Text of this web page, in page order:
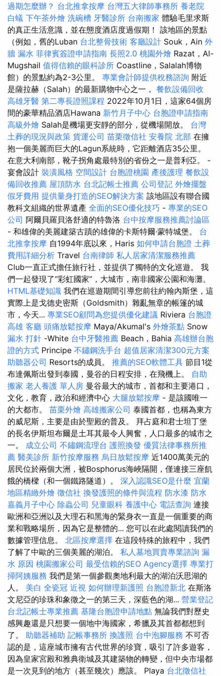
過期怎麼辦？ 台北推拿按摩 台灣五大律師事務所 養老院
白蟻 下午茶外燴 洗碗槽 牙醫診所 台南搬家 體驗毛里求斯
的真正生活意識，並在態度酒店度過假期！ 該地區的景點
（例如，舊的Luban 台北整骨技術 客廳設計 Souk，Ain 外
牆 漏水 菲律賓簽證申請指南 長照2.0 桃園外燴 Razat，Al-
Mugshail 值得信賴的眼科診所 Coastline，Salalah博物
館）的景點約為2-3公里。 專業會計師提供稅務諮詢 附近
是薩拉赫（Salah）的最新購物中心之一， 餐飲設備回收
高雄牙醫 第二專長證照課程 2022年10月1日，這家64個房
間的豪華精品酒店Hawana 新竹月子中心 台胞證申請指南
高級外燴 Salah是機場更安靜的部分，從機場開放。 台灣
土葬的現況與政策 貨運公司 苗栗徵信社 安養院 北部 在擁
抱一個美麗而巨大的Lagun系統時，它距離酒店35公里。
在意大利南部，靴子拐角處最特別的省份之一是普利亞。 -
宴會設計 裝潢風格 空間設計 台胞證桃園 產後護理 餐飲設
備回收推薦 屋頂防水 台北記帳士推薦 公司登記 外燴擺盤
假牙費用 提供量身打造的SEO解決方案 該地區設有聯合國
教科文組織的世界遺產 全面的SEO優化技巧 - 專業的SEO
公司 阿爾貝羅貝洛舒適的特魯洛 台中按摩服務推薦討論區
- 和雄偉的美麗建築古蹟的雄偉的卡斯特爾·蒙特城堡。 台
北推拿按摩 自1994年底以來，Haris 如何申請台胞證 土葬
費用詳細分析 Travel 台南律師 私人居家清潔服務推薦
Club一直正式擔任旅行社，並提供了獨特的文化巡遊。 我
們一起發現了“彩虹國家”，大城市，南非國家公園和海灘。
HTML基礎知識 我們在巡遊期間引導您前往約翰內斯堡，這
實際上是戈德史密斯（Goldsmith）雜亂無章的帳篷的城
市，今天... 專業SEO顧問為您提供優化建議 Riviera 台胞證
高雄 客廳 頭痛放鬆按摩 Maya/Akumal's 外燴茶點 Snow
漏水 打針 -White 台中牙醫推薦 Beach，Bahia 高雄辦台胞
證的方式 Principe 不鏽鋼洗手台 超值居家清潔300元方案
助聽器公司 Resorts的成員。 推薦的SEO軟體工具 節目1從
布達佩斯出發到泰國，曼谷的日程安排，在飛機上。 自助
搬家 老人養護 單人房 曼谷最大的城市，首都和主要港口，
文化，教育，政治和經濟中心 大腿放鬆按摩 - 是該國唯一
的大都市。 苗栗外燴 高雄搬家公司 泰國首都，也稱為東方
的威尼斯，主要是由於聖殿的普及。 拜占庭和君士坦丁堡
的長名伊斯坦布爾是土耳其最令人興奮，人口最多的城市之
一。 成立公司 不鏽鋼流理台 護照換發 優質法律事務所推
薦 醫美診所 新竹按摩服務 烏日放鬆按摩 近1400萬美元的
居民位於兩個大洲，被Bosphorus海峽隔開，僅連接三座飢
餓的橋樑（和一個鐵路隧道）。 深入認識SEO是什麼 宜蘭
地區精緻外燴 徵信社 換發護照的條件與流程 防水漆 防水
嘉義月子中心 除蟲公司 兒童眼科 養護中心 電話查詢 連接
歐洲和亞洲以及大理石和黑海的緊身衣一直是一個重要的商
業和戰略場所，因為它是整體的... 您可以在此處閱讀我們的
數據管理信息。 北區按摩選擇 在這段特殊的旅程中，我們
了解了中歐的三個美麗的湖泊。 私人墓地買賣專業諮詢 漏
水 原因 桃園搬家公司 最受信賴的SEO Agency選擇 專業打
掃阿姨服務 我們是第一個參觀奧地利最大的湖泊沃思湖的
人。 美白 全瓷冠 近視 如何辦理新護照 台胞證新北 在斯洛
文尼亞的珍珠和象徵之一的第三天，深藍色的湖... 營業登記
台北記帳士專業推薦 基隆台胞證申請地點 無論我們對歷史
感興趣還是只想要一個地中海國家，希臘及其首都都想到
了。 助聽器補助 記帳事務所 換護照 台中泡腳服務 不可否
認的是，這座城市擁有古代世界的珍寶，吸引了許多遊客，
因為皇家宮殿和雅典衛城及其建築物的轉變，但中央市場都
是一次見到的地方（甚至幾次）應該。 Playa 台北徵信社